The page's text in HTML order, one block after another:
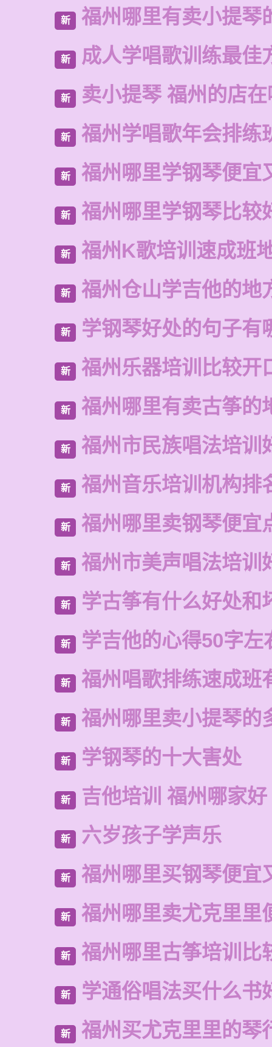
新 福州哪里有卖小提琴
新 成人学唱歌训练最佳
新 卖小提琴 福州的店
新 福州学唱歌年会排练
新 福州哪里学钢琴便宜
新 福州哪里学钢琴比较
新 福州K歌培训速成班
新 福州仓山学吉他的地
新 学钢琴好处的句子有
新 福州乐器培训比较开
新 福州哪里有卖古筝的
新 福州市民族唱法培训
新 福州音乐培训机构排
新 福州哪里卖钢琴便宜
新 福州市美声唱法培训
新 学古筝有什么好处和
新 学吉他的心得50字左
新 福州唱歌排练速成班
新 福州哪里卖小提琴的
新 学钢琴的十大害处
新 吉他培训 福州哪家好
新 六岁孩子学声乐
新 福州哪里买钢琴便宜
新 福州哪里卖尤克里里
新 福州哪里古筝培训比
新 学通俗唱法买什么书
新 福州买尤克里里的琴